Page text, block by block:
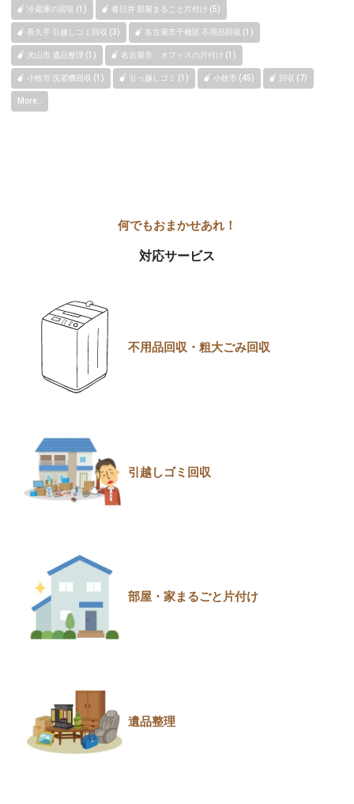
冷蔵庫の回収 (1) 春日井 部屋まるごと片付け (5)
長久手 引越しゴミ回収 (3) 名古屋市千種区 不用品回収 (1)
犬山市 遺品整理 (1) 名古屋市 オフィスの片付け (1)
小牧市 洗濯機回収 (1) 引っ越しゴミ (1) 小牧市 (45) 回収 (7)
More..
対応サービス
不用品回収・粗大ごみ回収
引越しゴミ回収
部屋・家まるごと片付け
遺品整理